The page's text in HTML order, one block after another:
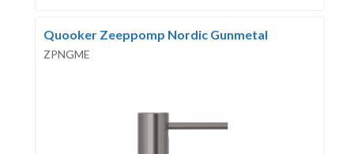
Quooker Zeeppomp Nordic Gunmetal
ZPNGME